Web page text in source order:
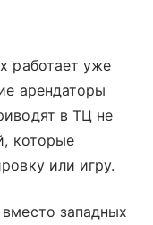
работает уже
арендаторы
в ТЦ не
которые
или игру.
западных